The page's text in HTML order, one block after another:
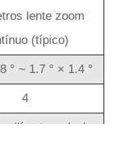
lente zoom
(típico)
° ~ 1.7 ° × 1.4 °
4
milímetros duel